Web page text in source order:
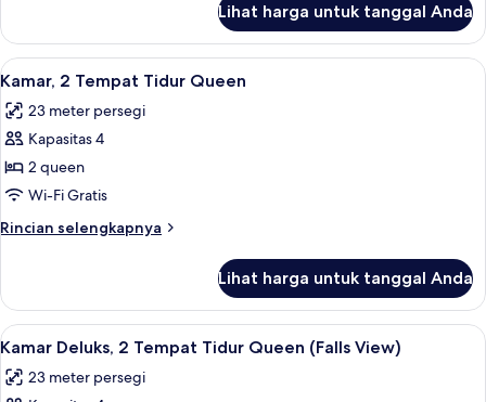
Queen
(Falls
View)
Kamar
Royal,
1
Tidur
Queen
View)
Lihat harga untuk tanggal Anda
Lihat
semua
foto
untuk
Kamar,
2
Tempat
Tidur
Brankas, ruang kerja ramah laptop,
4
Kamar, 2 Tempat Tidur Queen
23 meter persegi
Kapasitas 4
2 queen
Wi-Fi Gratis
Rincian selengkapnya
Rincian
Kamar,
Tempat
Queen
Lihat harga untuk tanggal Anda
Lihat
semua
foto
Brankas, ruang kerja ramah laptop,
4
Kamar Deluks, 2 Tempat Tidur Queen (Falls View)
23 meter persegi